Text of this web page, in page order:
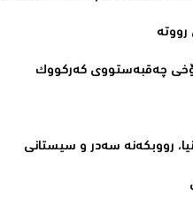
چەقبەستووى کەرکووک‌
رووبکەنە سەدر و سیستانى‌